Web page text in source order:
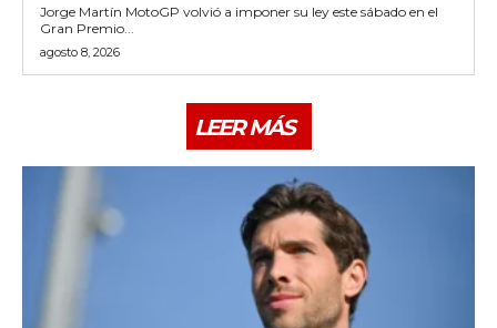
Jorge Martín MotoGP volvió a imponer su ley este sábado en el
Gran Premio...
agosto 8, 2026
LEER MÁS